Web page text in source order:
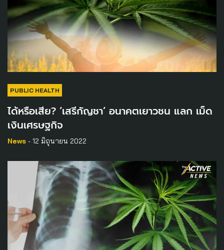
PUBLIC HEALTH
ได้หรือเสีย? ‘เสรีกัญชา’ อนาคตเยาวชน แลก เม็ด
เงินเศรษฐกิจ
News - 12 มิถุนายน 2022